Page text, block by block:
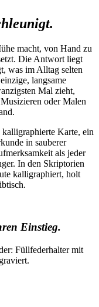
macht, von Hand zu
Die Antwort liegt
was im Alltag selten
langsame
Mal zieht,
oder Malen
Karte, ein
in sauberer
als jeder
In den Skriptorien
kalligraphiert, holt
Einstieg.
Füllfederhalter mit